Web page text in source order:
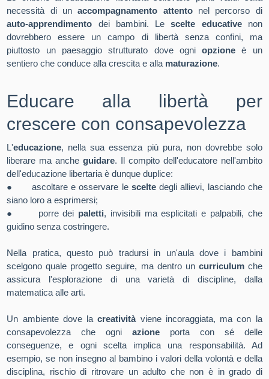
necessità di unaccompagnamento attentonel percorso di
auto-apprendimento dei bambini. Lescelte educativenon
dovrebbero essere un campo di libertà senza confini, ma
piuttosto un paesaggio strutturato dove ogniopzione è un
sentiero che conduce alla crescita e alla maturazione.
Educare alla libertà per
crescere con consapevolezza
L'educazione, nella sua essenza più pura, non dovrebbe solo
liberare ma ancheguidare. Il compito dell'educatore nell'ambito
dell'educazione libertaria è dunque duplice:
● ascoltare e osservare le sceltedegli allievi, lasciando che
siano loro a esprimersi;
● porre dei paletti, invisibili ma esplicitati e palpabili, che
guidino senza costringere.
Nella pratica, questo può tradursi in un'aula dove i bambini
scelgono quale progetto seguire, ma dentro un curriculumche
assicura l'esplorazione di una varietà di discipline, dalla
matematica alle arti.
Un ambiente dove lacreativitàviene incoraggiata, ma con la
consapevolezza che ogniazione porta con sé delle
conseguenze, e ogni scelta implica una responsabilità. Ad
esempio, se non insegno al bambino i valori della volontà e della
disciplina, rischio di ritrovare un adulto che non è in grado di